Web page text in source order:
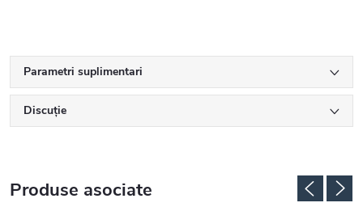
Parametri suplimentari
Discuţie
Produse asociate